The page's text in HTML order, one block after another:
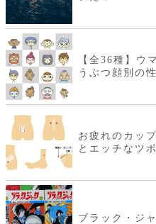
【全36種】
うぶつ顔別の
お疲れのカッ
とエッチなツ
ブラック・ジ